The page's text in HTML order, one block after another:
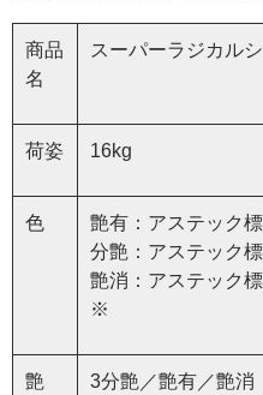
商品
名
スーパーラジカル
荷姿 16kg
色
艶有：アステック
分艶：アステック
艶消：アステック
※
艶 3分艶／艶有／艶消